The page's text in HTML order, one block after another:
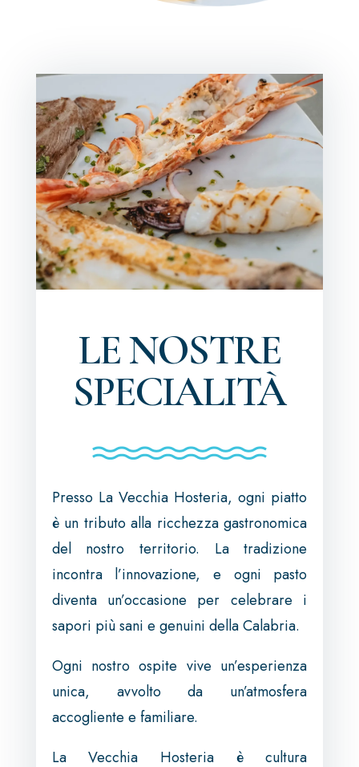
LE NOSTRE
SPECIALITÀ
Presso La Vecchia Hosteria, ogni piatto
è un tributo alla ricchezza gastronomica
del nostro territorio. La tradizione
incontra l’innovazione, e ogni pasto
diventa un’occasione per celebrare i
sapori più sani e genuini della Calabria.
Ogni nostro ospite vive un’esperienza
unica, avvolto da un’atmosfera
accogliente e familiare.
La Vecchia Hosteria è cultura